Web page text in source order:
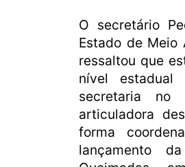
O secretário
Estado de Meio
ressaltou que
nível
secretaria no
articuladora
forma
lançamento